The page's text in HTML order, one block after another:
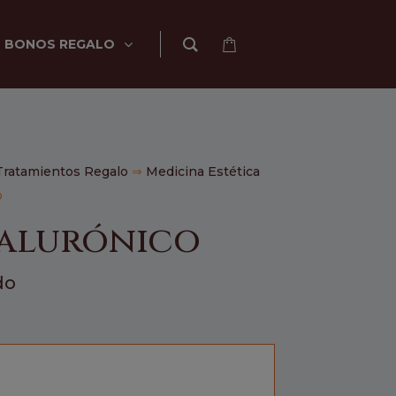
BONOS REGALO
Regalo ⇒ Medicina Estética